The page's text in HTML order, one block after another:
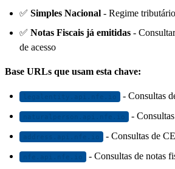
✅ Simples Nacional - Regime
✅ Notas Fiscais já emitidas -
de acesso
Base URLs que usam esta chave:
- Consultas
-
- Consultas de
- Consultas de notas